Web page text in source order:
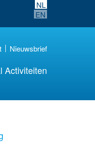
NL
EN
Nieuwsbrief
Activiteiten